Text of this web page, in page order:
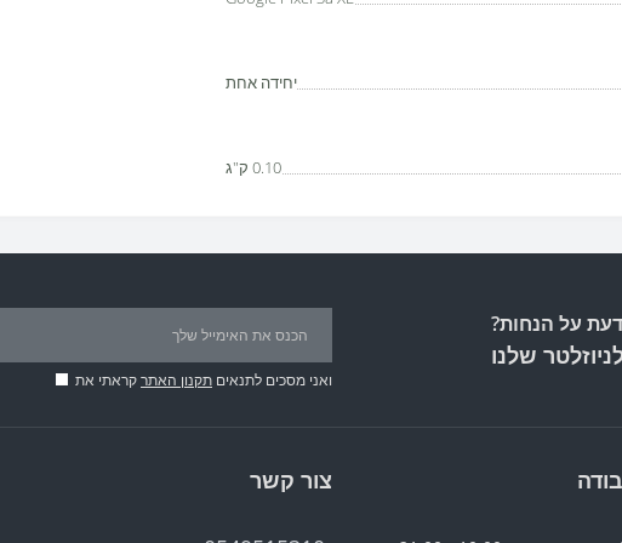
יחידה אחת
0.10 ק"ג
על הנחות?
שלנו
ואני מסכים לתנאים תקנון האתרקראתי את
צור קשר